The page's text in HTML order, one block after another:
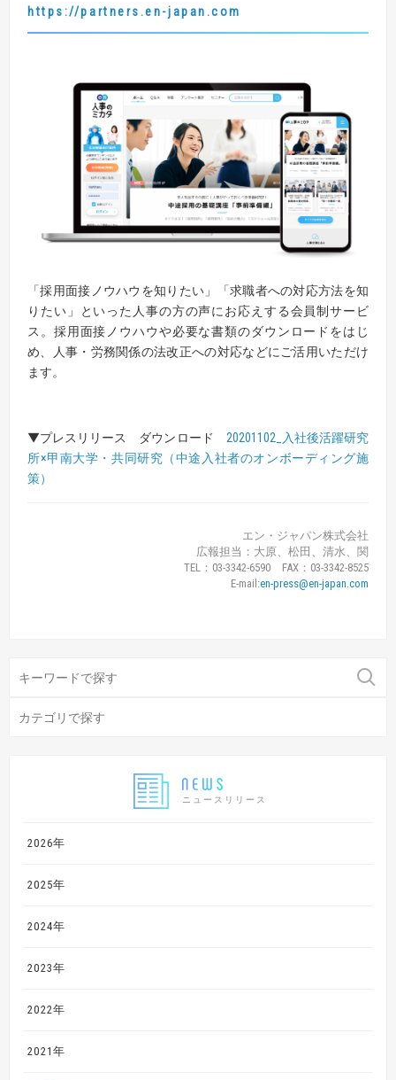
ニュースリリース
2026年
2025年
2024年
2023年
2022年
2021年
https://partners.en-japan.com
「採用面接ノウハウを知りたい」「求職者への対応方法を知
りたい」といった人事の方の声にお応えする会員制サービ
ス。採用面接ノウハウや必要な書類のダウンロードをはじ
め、人事・労務関係の法改正への対応などにご活用いただけ
ます。
▼プレスリリース ダウンロード 20201102_入社後活躍研究
所×甲南大学・共同研究（中途入社者のオンボーディング施
策）
エン・ジャパン株式会社
広報担当：大原、松田、清水、関
TEL：03-3342-6590 FAX：03-3342-8525
E-mail:en-press@en-japan.com